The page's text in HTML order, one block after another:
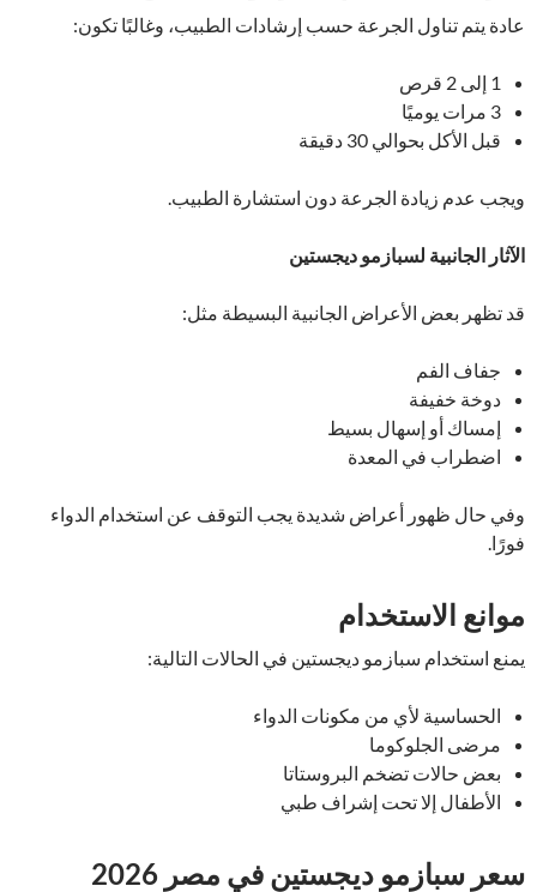
عادة يتم تناول الجرعة حسب إرشادات الطبيب، وغالبًا تكون:
1 إلى 2 قرص
3 مرات يوميًا
قبل الأكل بحوالي 30 دقيقة
ويجب عدم زيادة الجرعة دون استشارة الطبيب.
الآثار الجانبية لسبازمو ديجستين
قد تظهر بعض الأعراض الجانبية البسيطة مثل:
جفاف الفم
دوخة خفيفة
إمساك أو إسهال بسيط
اضطراب في المعدة
وفي حال ظهور أعراض شديدة يجب التوقف عن استخدام الدواء
فورًا.
موانع الاستخدام
يمنع استخدام سبازمو ديجستين في الحالات التالية:
الحساسية لأي من مكونات الدواء
مرضى الجلوكوما
بعض حالات تضخم البروستاتا
الأطفال إلا تحت إشراف طبي
سعر سبازمو ديجستين في مصر 2026